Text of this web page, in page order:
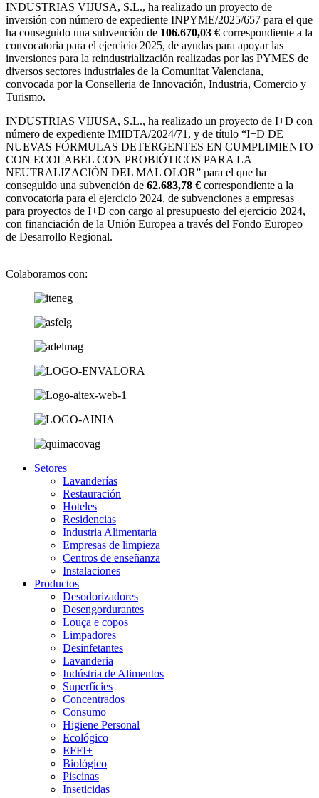
INDUSTRIAS VIJUSA, S.L., ha realizado un proyecto de
inversión con número de expediente INPYME/2025/657 para el que
ha conseguido una subvención de 106.670,03 € correspondiente a la
convocatoria para el ejercicio 2025, de ayudas para apoyar las
inversiones para la reindustrialización realizadas por las PYMES de
diversos sectores industriales de la Comunitat Valenciana,
convocada por la Conselleria de Innovación, Industria, Comercio y
Turismo.
INDUSTRIAS VIJUSA, S.L., ha realizado un proyecto de I+D con
número de expediente IMIDTA/2024/71, y de título “I+D DE
NUEVAS FÓRMULAS DETERGENTES EN CUMPLIMIENTO
CON ECOLABEL CON PROBIÓTICOS PARA LA
NEUTRALIZACIÓN DEL MAL OLOR” para el que ha
conseguido una subvención de 62.683,78 € correspondiente a la
convocatoria para el ejercicio 2024, de subvenciones a empresas
para proyectos de I+D con cargo al presupuesto del ejercicio 2024,
con financiación de la Unión Europea a través del Fondo Europeo
de Desarrollo Regional.
Colaboramos con:
Setores
Lavanderías
Restauración
Hoteles
Residencias
Industria Alimentaria
Empresas de limpieza
Centros de enseñanza
Instalaciones
Productos
Desodorizadores
Desengordurantes
Louça e copos
Limpadores
Desinfetantes
Lavanderia
Indústria de Alimentos
Superfícies
Concentrados
Consumo
Higiene Personal
Ecológico
EFFI+
Biológico
Piscinas
Inseticidas